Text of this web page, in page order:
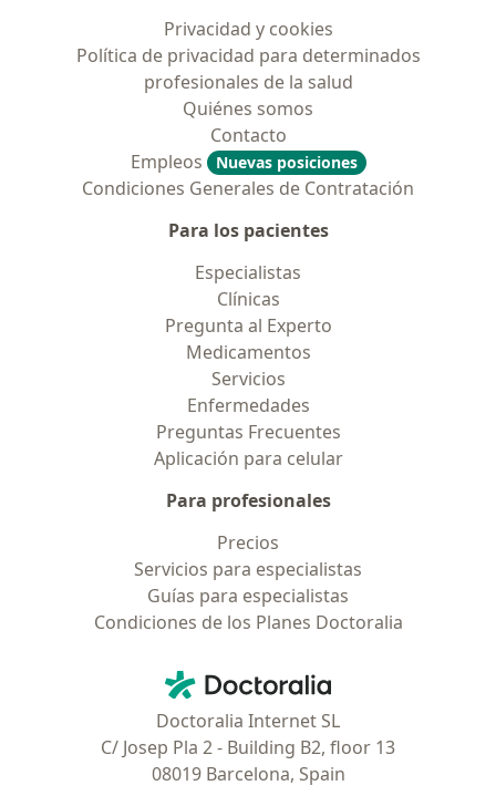
Privacidad y cookies
Política de privacidad para determinados
profesionales de la salud
Quiénes somos
Contacto
Empleos
Nuevas posiciones
Condiciones Generales de Contratación
Para los pacientes
Especialistas
Clínicas
Pregunta al Experto
Medicamentos
Servicios
Enfermedades
Preguntas Frecuentes
Aplicación para celular
Para profesionales
Precios
Servicios para especialistas
Guías para especialistas
Condiciones de los Planes Doctoralia
Doctoralia - Página de inicio
Doctoralia Internet SL
C/ Josep Pla 2 - Building B2, floor 13
08019 Barcelona, Spain